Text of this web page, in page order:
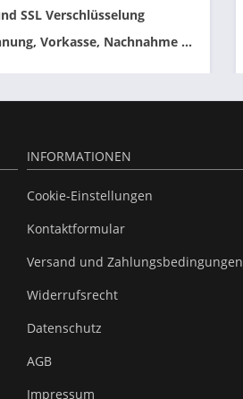
SSL Verschlüsselung
Vorkasse, Nachnahme ...
INFORMATIONEN
Cookie-Einstellungen
Kontaktformular
Versand und Zahlungsbedingungen
Widerrufsrecht
Datenschutz
AGB
Impressum